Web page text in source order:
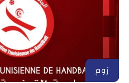
زوم